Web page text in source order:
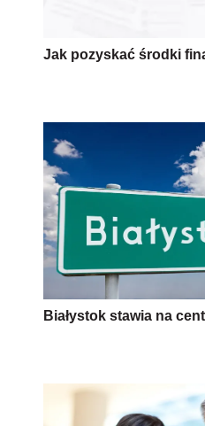
Jak pozyskać środki
Białystok stawia na